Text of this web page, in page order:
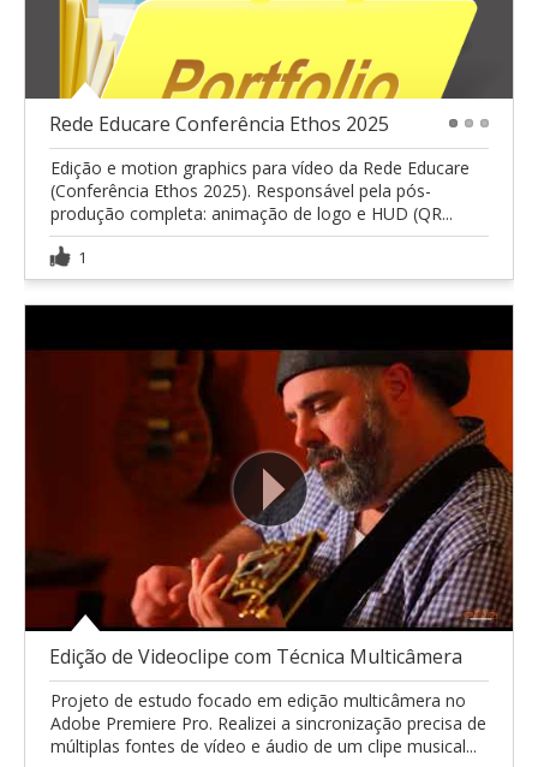
Rede Educare Conferência Ethos 2025
Edição e motion graphics para vídeo da Rede Educare
(Conferência Ethos 2025). Responsável pela pós-
produção completa: animação de logo e HUD (QR...
1
Edição de Videoclipe com Técnica Multicâmera
Projeto de estudo focado em edição multicâmera no
Adobe Premiere Pro. Realizei a sincronização precisa de
múltiplas fontes de vídeo e áudio de um clipe musical...